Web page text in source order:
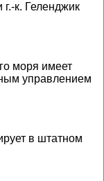
к. Геленджик
моря имеет
управлением
в штатном